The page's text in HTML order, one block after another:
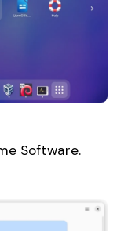
Software.